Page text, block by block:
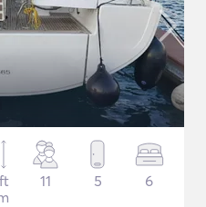
11 5 6